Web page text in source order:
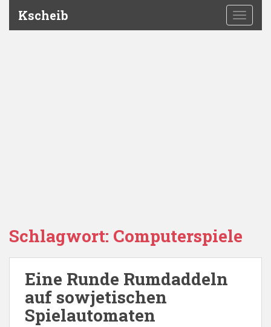
Kscheib
Schlagwort: Computerspiele
Eine Runde Rumdaddeln
auf sowjetischen
Spielautomaten